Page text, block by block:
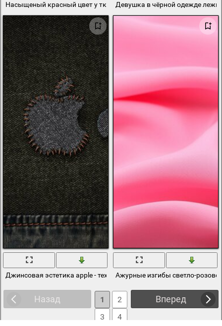
Насыщеный красный цвет у ткани красивое сочетание текстуры
Девушка в чёрной одежде
Джинсовая эстетика apple - технологии захватили ткань
Ажурные изгибы светло-
Назад Вперед
1
2
3
4